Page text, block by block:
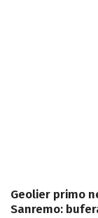
Geolier primo
Sanremo: